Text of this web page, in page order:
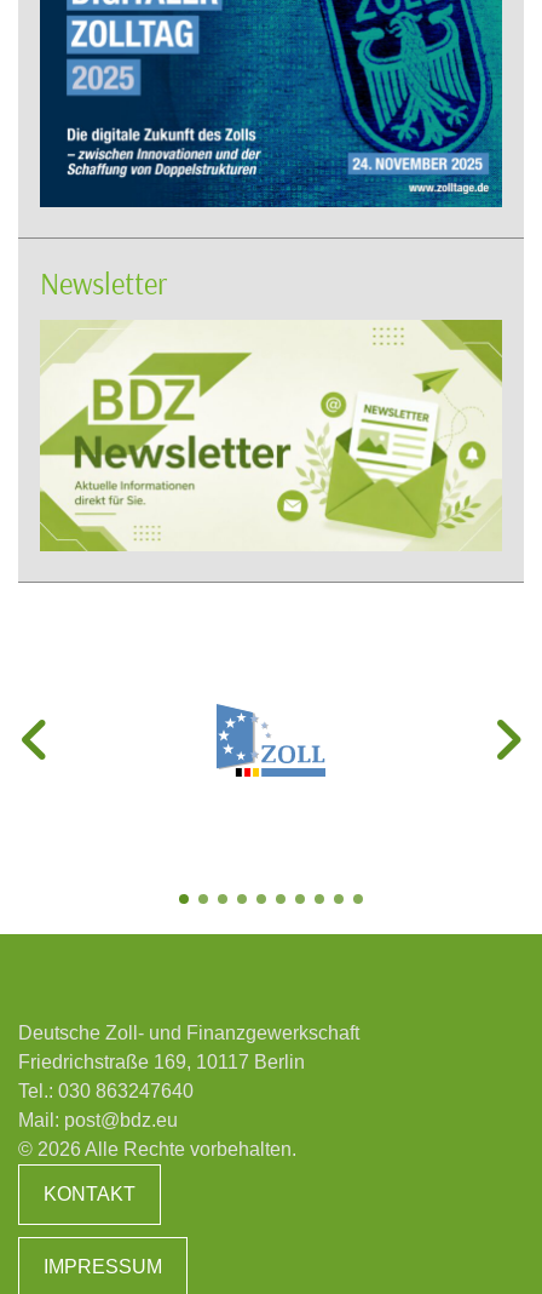
Newsletter
Deutsche Zoll- und Finanzgewerkschaft
Friedrichstraße 169, 10117 Berlin
Tel.: 030 863247640
Mail: post@bdz.eu
© 2026 Alle Rechte vorbehalten.
KONTAKT
IMPRESSUM